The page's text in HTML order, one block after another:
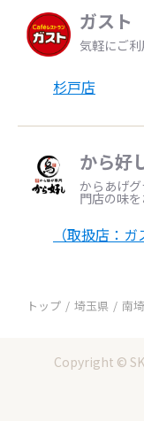
ガスト
気軽にご
杉戸店
から好
からあげ
門店の味を
（取扱店：ガ
トップ 埼玉県 南
Copyright ©